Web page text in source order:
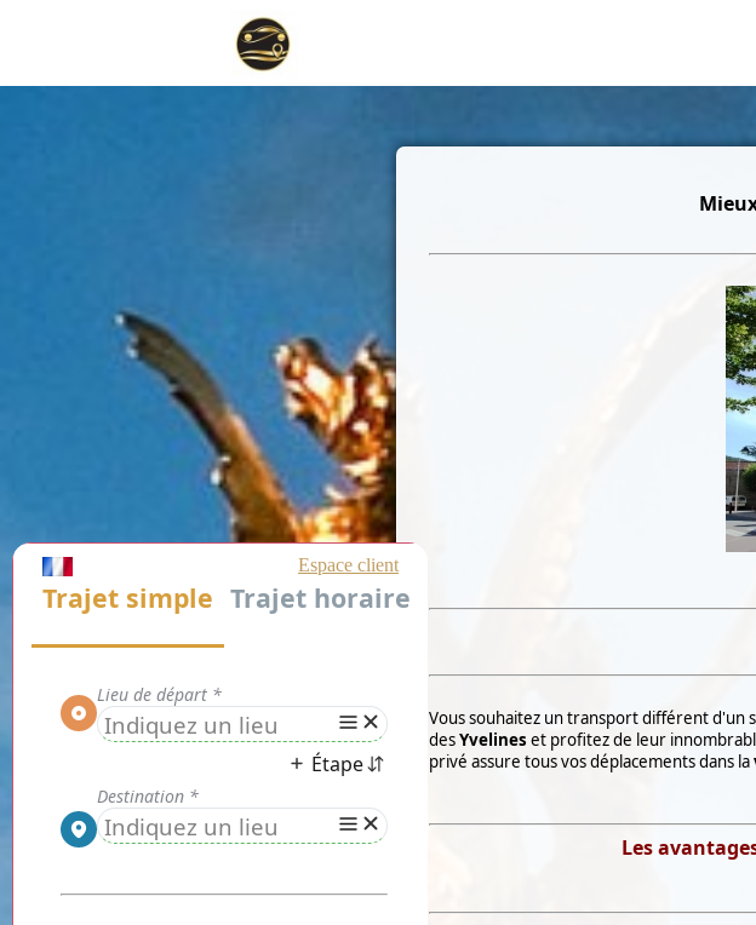
Vous souhaitez un transport différent d'un
desYvelines et profitez de leur
privé assure tous vos déplacements dans la
Les